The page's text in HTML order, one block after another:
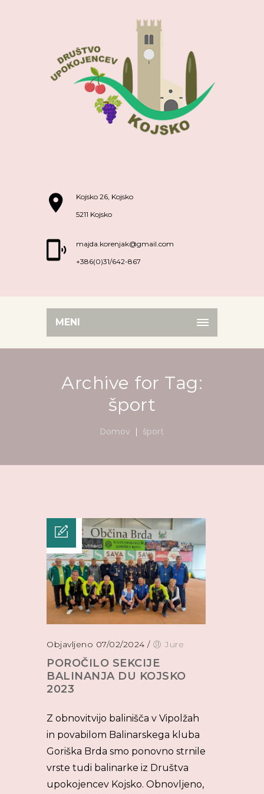
Kojsko 26, Kojsko
5211 Kojsko
majda.korenjak@gmail.com
+386(0)31/642-867
MENI
Archive for Tag:
šport
Domov šport
Objavljeno 07/02/2024 / Jure
POROČILO SEKCIJE
BALINANJA DU KOJSKO
2023
Z obnovitvijo balinišča v Vipolžah
in povabilom Balinarskega kluba
Goriška Brda smo ponovno strnile
vrste tudi balinarke iz Društva
upokojencev Kojsko. Obnovljeno,